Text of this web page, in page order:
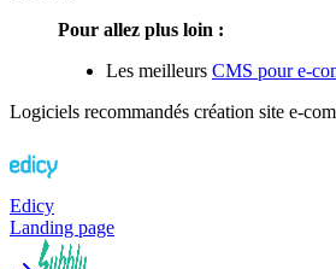
Pour allez plus loin :
Les meilleurs CMS pour e-
Logiciels recommandés création site e-
Edicy
Landing page